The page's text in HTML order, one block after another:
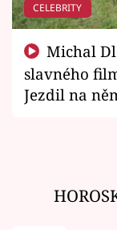
CELEBRITY
slavného
Jezdil na